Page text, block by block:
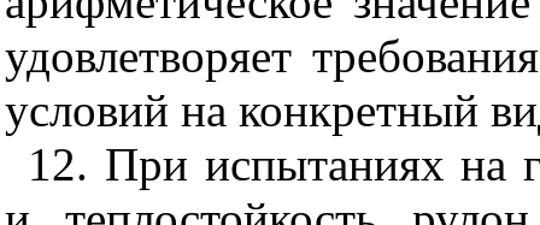
удовлетворяет
условий на конкретный
12. При испытаниях на